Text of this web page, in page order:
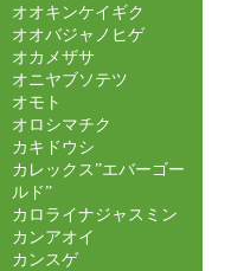
オオキンケイギク
オオバジャノヒゲ
オカメザサ
オニヤブソテツ
オモト
オロシマチク
カキドウシ
カレックス”エバーゴー
ルド”
カロライナジャスミン
カンアオイ
カンスゲ